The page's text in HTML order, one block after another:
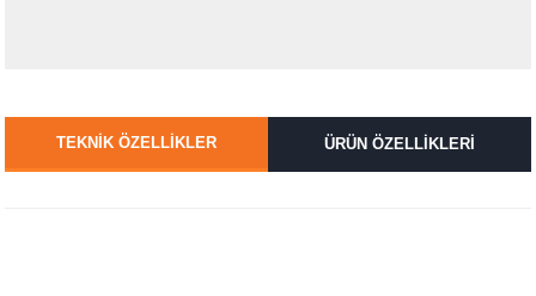
TEKNİK ÖZELLİKLER ÜRÜN ÖZELLİKLERİ